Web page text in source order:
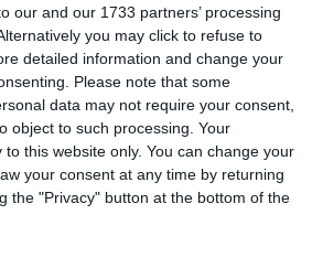
our and our 1733 partners’ processing
you may click to refuse to
detailed information and change your
Please note that some
data may not require your consent,
object to such processing. Your
to this website only. You can change your
your consent at any time by returning
the "Privacy" button at the bottom of the
fost solicitat un elicopter, care se
afectată.
și celelalte structuri de intervenție
fenomenelor hidrologice și sunt
în localitățile care ar putea fi afectate
este în continuă evoluție, iar
locuitorilor să urmărească
să respecte indicațiile transmise prin